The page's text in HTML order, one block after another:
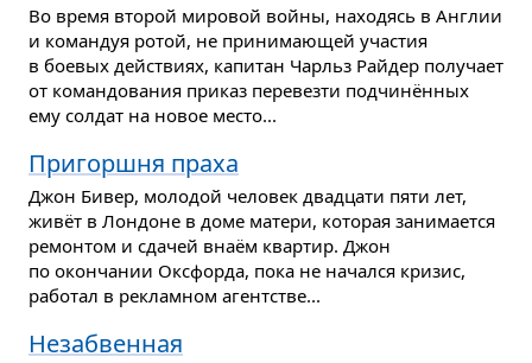
Во время второй мировой войны, находясь в Англии
и командуя ротой, не принимающей участия
в боевых действиях, капитан Чарльз Райдер получает
от командования приказ перевезти подчинённых
ему солдат на новое место...
Пригоршня праха
Джон Бивер, молодой человек двадцати пяти лет,
живёт в Лондоне в доме матери, которая занимается
ремонтом и сдачей внаём квартир. Джон
по окончании Оксфорда, пока не начался кризис,
работал в рекламном агентстве...
Незабвенная